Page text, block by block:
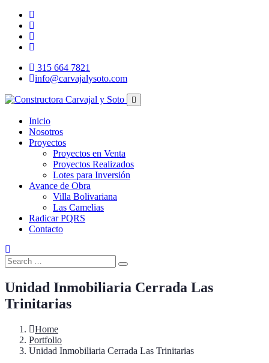
315 664 7821
info@carvajalysoto.com
Inicio
Nosotros
Proyectos
Proyectos en Venta
Proyectos Realizados
Lotes para Inversión
Avance de Obra
Villa Bolivariana
Las Camelias
Radicar PQRS
Contacto
Unidad Inmobiliaria Cerrada Las
Trinitarias
Home
Portfolio
Unidad Inmobiliaria Cerrada Las Trinitarias